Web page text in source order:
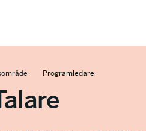
Programledare